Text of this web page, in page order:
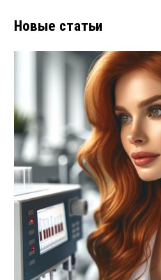
Новые статьи